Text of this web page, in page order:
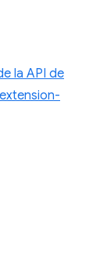
la API de